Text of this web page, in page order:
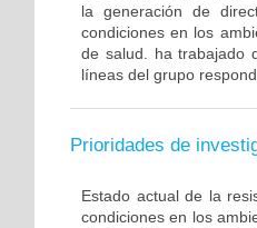
la generación de
condiciones en los
de salud. ha trabajado
líneas del grupo
Prioridades de
Estado actual de la
condiciones en los